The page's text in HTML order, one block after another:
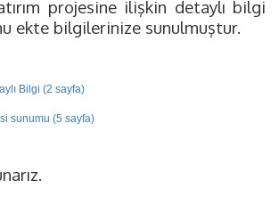
projesine ilişkin detaylı bilgi
ekte bilgilerinize sunulmuştur.
Bilgi (2 sayfa)
sunumu (5 sayfa)